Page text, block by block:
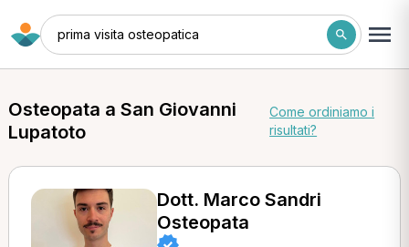
prima visita osteopatica
Osteopata a San Giovanni
Lupatoto
Come ordiniamo i
risultati?
Dott. Marco Sandri
Osteopata